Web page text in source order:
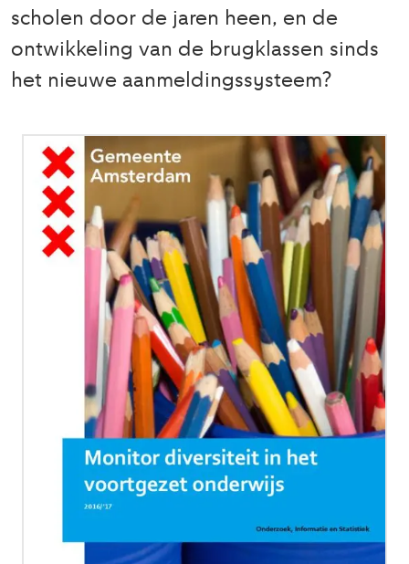
scholen door de jaren heen, en de
ontwikkeling van de brugklassen sinds
het nieuwe aanmeldingssysteem?